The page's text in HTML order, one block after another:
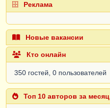
Реклама
Новые вакансии
Кто онлайн
350 гостей, 0 пользователей
Топ 10 авторов за месяц